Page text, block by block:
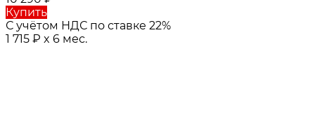
Купить
С учётом НДС по ставке 22%
1 715 ₽ x 6 мес.